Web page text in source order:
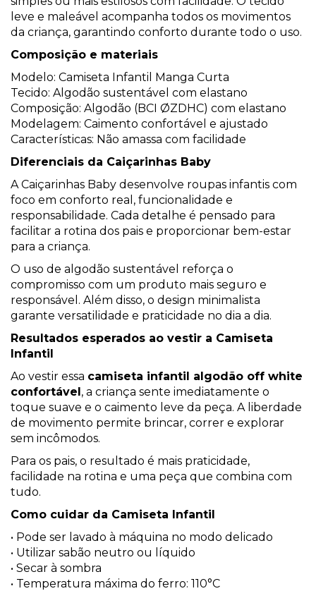
leve e maleável acompanha todos os movimentos
da criança, garantindo conforto durante todo o uso.
Composição e materiais
Modelo: Camiseta Infantil Manga Curta
Tecido: Algodão sustentável com elastano
Composição: Algodão (BCI ØZDHC) com elastano
Modelagem: Caimento confortável e ajustado
Características: Não amassa com facilidade
Diferenciais da Caiçarinhas Baby
A Caiçarinhas Baby desenvolve roupas infantis com
foco em conforto real, funcionalidade e
responsabilidade. Cada detalhe é pensado para
facilitar a rotina dos pais e proporcionar bem-estar
para a criança.
O uso de algodão sustentável reforça o
compromisso com um produto mais seguro e
responsável. Além disso, o design minimalista
garante versatilidade e praticidade no dia a dia.
Resultados esperados ao vestir a Camiseta
Infantil
Ao vestir essa camiseta infantil algodão off white
confortável, a criança sente imediatamente o
toque suave e o caimento leve da peça. A liberdade
de movimento permite brincar, correr e explorar
sem incômodos.
Para os pais, o resultado é mais praticidade,
facilidade na rotina e uma peça que combina com
tudo.
Como cuidar da Camiseta Infantil
• Pode ser lavado à máquina no modo delicado
• Utilizar sabão neutro ou líquido
• Secar à sombra
• Temperatura máxima do ferro: 110°C